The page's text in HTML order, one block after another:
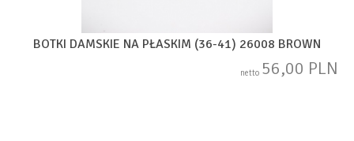
BOTKI DAMSKIE NA PŁASKIM (36-41) 26008 BROWN
netto 56,00 PLN